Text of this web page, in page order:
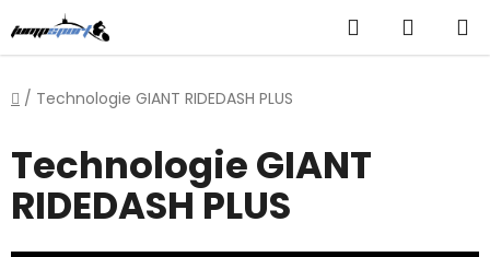
na
obsah
Hledat
KOŠÍK
Domů
/ Technologie GIANT RIDEDASH PLUS
Technologie GIANT
RIDEDASH PLUS